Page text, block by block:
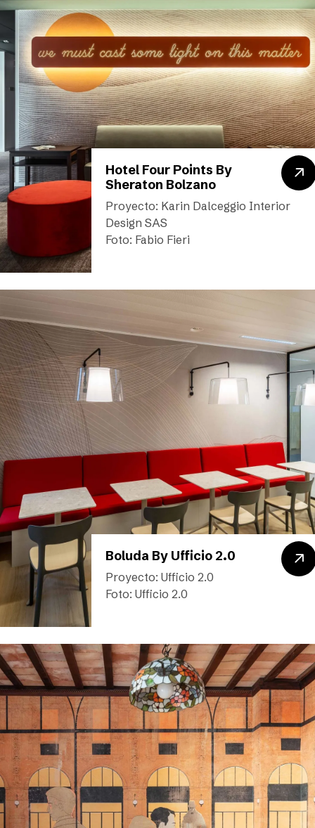
Hotel Four Points By
Sheraton Bolzano
Proyecto: Karin Dalceggio Interior
Design SAS
Foto: Fabio Fieri
Boluda By Ufficio 2.0
Proyecto: Ufficio 2.0
Foto: Ufficio 2.0